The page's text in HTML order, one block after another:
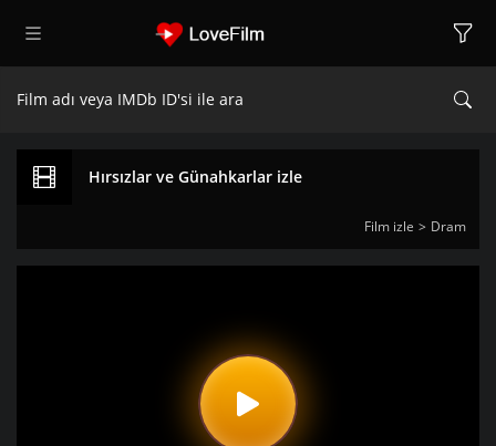
Hırsızlar ve Günahkarlar izle
Film izle Dram